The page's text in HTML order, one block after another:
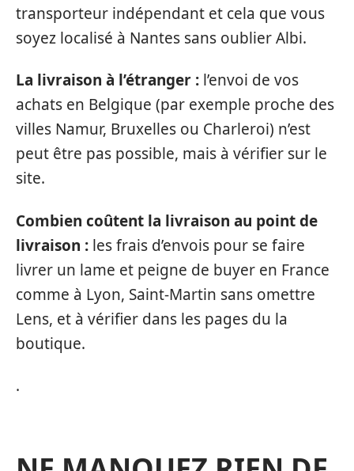
transporteur indépendant et cela que vous
soyez localisé à Nantes sans oublier Albi.
La livraison à l’étranger : l’envoi de vos
achats en Belgique (par exemple proche des
villes Namur, Bruxelles ou Charleroi) n’est
peut être pas possible, mais à vérifier sur le
site.
Combien coûtent la livraison au point de
livraison : les frais d’envois pour se faire
livrer un lame et peigne de buyer en France
comme à Lyon, Saint-Martin sans omettre
Lens, et à vérifier dans les pages du la
boutique.
.